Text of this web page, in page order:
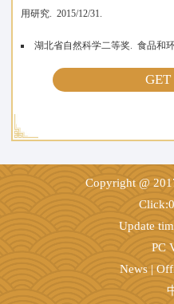
用研究. 2015/12/31.
湖北省自然科学二等奖. 食品和
GET
Copyright @
Click:
Update
PC
News |